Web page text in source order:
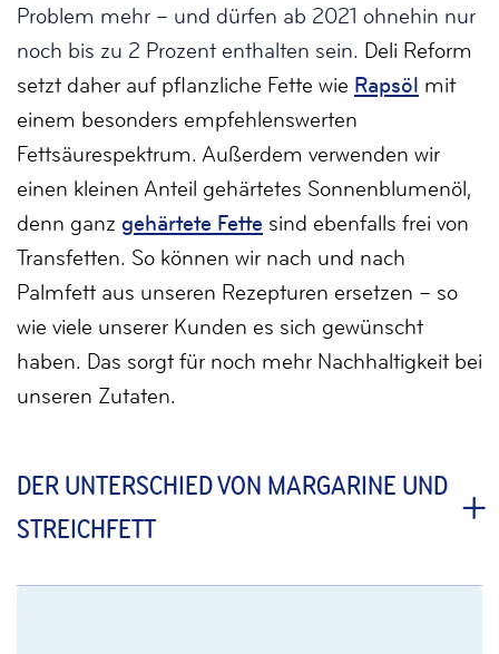
Problem mehr – und dürfen ab 2021 ohnehin nur
noch bis zu 2 Prozent enthalten sein. Deli Reform
setzt daher auf pflanzliche Fette wie Rapsöl mit
einem besonders empfehlenswerten
Fettsäurespektrum. Außerdem verwenden wir
einen kleinen Anteil gehärtetes Sonnenblumenöl,
denn ganz gehärtete Fette sind ebenfalls frei von
Transfetten. So können wir nach und nach
Palmfett aus unseren Rezepturen ersetzen – so
wie viele unserer Kunden es sich gewünscht
haben. Das sorgt für noch mehr Nachhaltigkeit bei
unseren Zutaten.
DER UNTERSCHIED VON MARGARINE UND
STREICHFETT